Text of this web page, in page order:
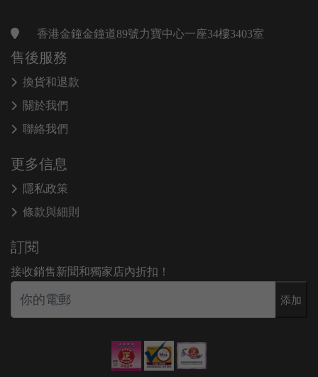
香港金鐘金鐘道89號力寶中心一座34樓3403室
售後服務
換貨和退款
關於我們
聯絡我們
更多信息
隱私政策
條款與細則
訂閱
接收銷售新聞和獨家店內折扣！
添加